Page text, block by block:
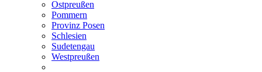
Ostpreußen
Pommern
Provinz Posen
Schlesien
Sudetengau
Westpreußen